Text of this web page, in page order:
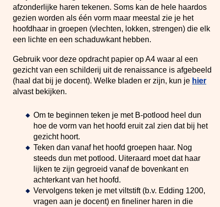
afzonderlijke haren tekenen. Soms kan de hele haardos
gezien worden als één vorm maar meestal zie je het
hoofdhaar in groepen (vlechten, lokken, strengen) die elk
een lichte en een schaduwkant hebben.
Gebruik voor deze opdracht papier op A4 waar al een
gezicht van een schilderij uit de renaissance is afgebeeld
(haal dat bij je docent). Welke bladen er zijn, kun je hier
alvast bekijken.
Om te beginnen teken je met B-potlood heel dun
hoe de vorm van het hoofd eruit zal zien dat bij het
gezicht hoort.
Teken dan vanaf het hoofd groepen haar. Nog
steeds dun met potlood. Uiteraard moet dat haar
lijken te zijn gegroeid vanaf de bovenkant en
achterkant van het hoofd.
Vervolgens teken je met viltstift (b.v. Edding 1200,
vragen aan je docent) en fineliner haren in die